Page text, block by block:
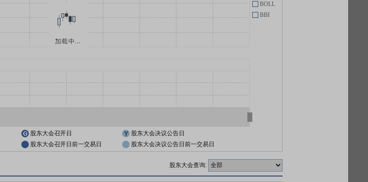
BOLL
BBI
股东大会召开日
股东大会决议公告日
股东大会召开日前一交易日 股东大会决议公告日前一交易日
股东大会查询: